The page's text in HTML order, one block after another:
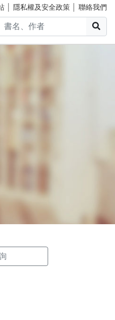
隱私權及安全政策 聯絡我們